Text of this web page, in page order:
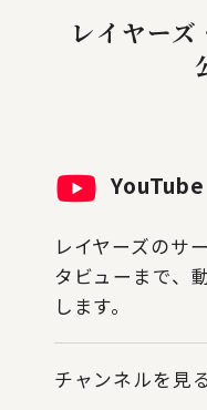
レイヤー
YouTube
レイヤーズのサ
タビューまで、
します。
チャンネルを見